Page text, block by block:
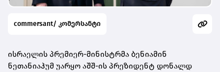
commersant/ კომერსანტი
ისრაელის პრემიერ-მინისტრმა ბენიამინ
ნეთანიაჰუმ უარყო აშშ-ის პრეზიდენტ დონალდ